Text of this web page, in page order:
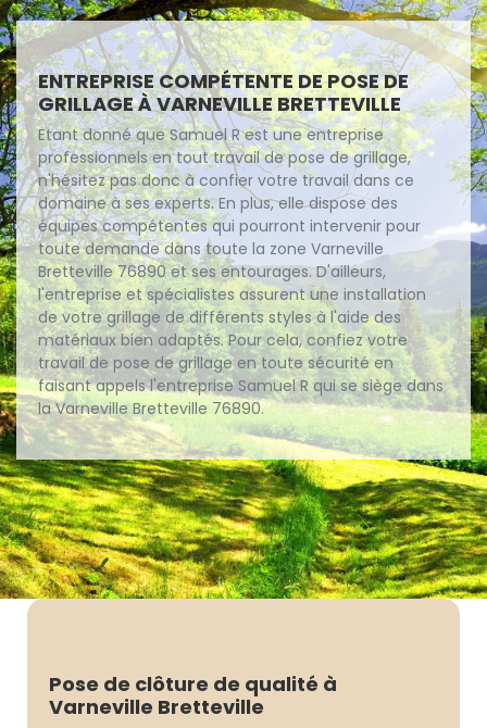
ENTREPRISE COMPÉTENTE DE POSE DE
GRILLAGE À VARNEVILLE BRETTEVILLE
Etant donné que Samuel R est une entreprise
professionnels en tout travail de pose de grillage,
n'hésitez pas donc à confier votre travail dans ce
domaine à ses experts. En plus, elle dispose des
équipes compétentes qui pourront intervenir pour
toute demande dans toute la zone Varneville
Bretteville 76890 et ses entourages. D'ailleurs,
l'entreprise et spécialistes assurent une installation
de votre grillage de différents styles à l'aide des
matériaux bien adaptés. Pour cela, confiez votre
travail de pose de grillage en toute sécurité en
faisant appels l'entreprise Samuel R qui se siège dans
la Varneville Bretteville 76890.
Pose de clôture de qualité à
Varneville Bretteville